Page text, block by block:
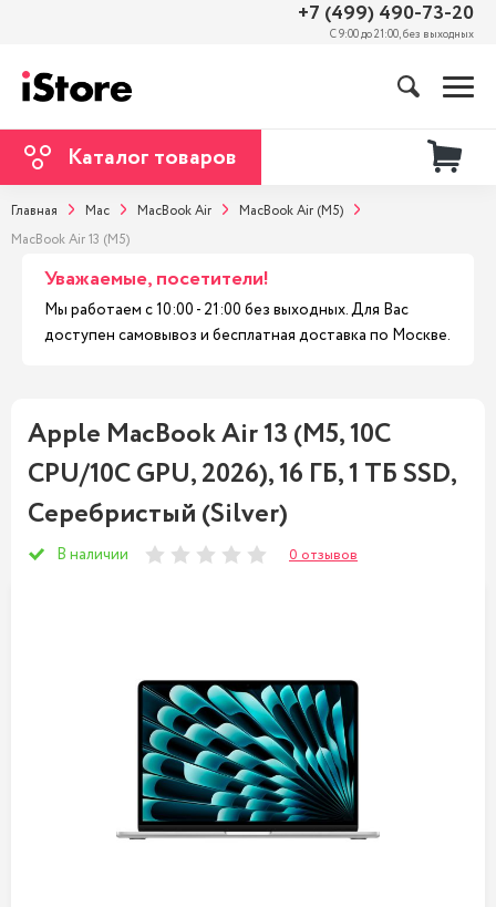
+7 (499) 490-73-20
С 9:00 до 21:00, без выходных
Каталог товаров
Главная Mac MacBook Air
MacBook Air (M5)
MacBook Air 13 (M5)
Уважаемые, посетители!
Мы работаем с 10:00 - 21:00 без выходных. Для Вас
доступен самовывоз и бесплатная доставка по Москве.
Apple MacBook Air 13 (M5, 10C
CPU/10C GPU, 2026), 16 ГБ, 1 ТБ SSD,
Cеребристый (Silver)
В наличии 0 отзывов